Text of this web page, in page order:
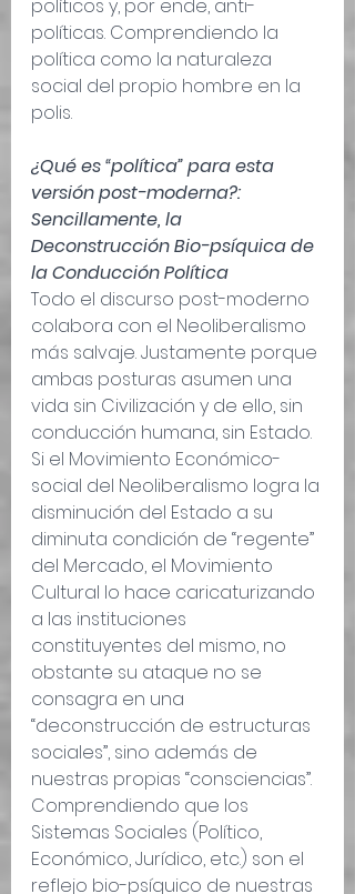
políticos y, por ende, anti-
políticas. Comprendiendo la
política como la naturaleza
social del propio hombre en la
polis.
¿Qué es “política” para esta
versión post-moderna?:
Sencillamente, la
Deconstrucción Bio-psíquica de
la Conducción Política
Todo el discurso post-moderno
colabora con el Neoliberalismo
más salvaje. Justamente porque
ambas posturas asumen una
vida sin Civilización y de ello, sin
conducción humana, sin Estado.
Si el Movimiento Económico-
social del Neoliberalismo logra la
disminución del Estado a su
diminuta condición de “regente”
del Mercado, el Movimiento
Cultural lo hace caricaturizando
a las instituciones
constituyentes del mismo, no
obstante su ataque no se
consagra en una
“deconstrucción de estructuras
sociales”, sino además de
nuestras propias “consciencias”.
Comprendiendo que los
Sistemas Sociales (Político,
Económico, Jurídico, etc.) son el
reflejo bio-psíquico de nuestras